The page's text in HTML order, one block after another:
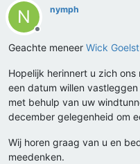
N
Offline
nymph
Geachte meneer Wick Goelst
Hopelijk herinnert u zich
een datum willen
met behulp van uw
december gelegenheid om
Wij horen graag van u en
meedenken.